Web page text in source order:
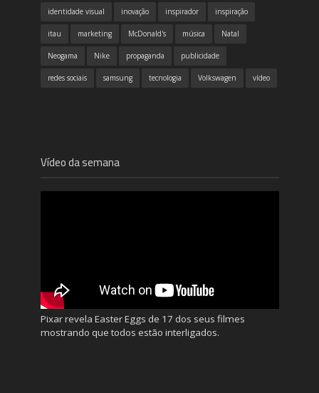
identidade visual inovação inspirador inspiração
itau marketing McDonald's música Natal
Neogama Nike propaganda publicidade
redes sociais samsung tecnologia Volkswagen vídeo
Vídeo da semana
Pixar revela Easter Eggs de 17 dos seus filmes
mostrando que todos estão interligados.